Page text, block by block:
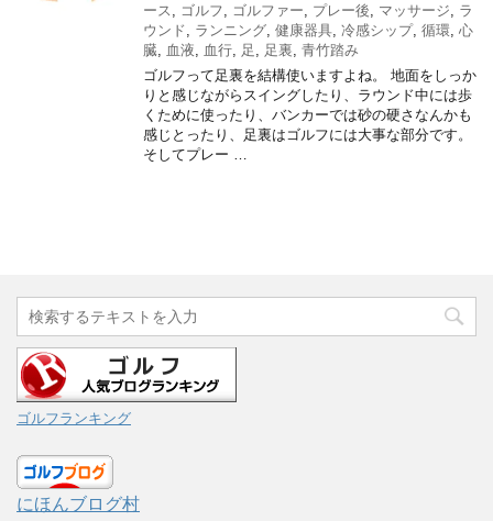
ース
ゴルフ ゴルファー プレー後 マッサージ
ラ
ウンド
ランニング 健康器具 冷感シップ, 循環 心
臓
血液 血行 足 足裏 青竹踏み
ゴルフって足裏を結構使いますよね。 地面をしっか
りと感じながらスイングしたり、ラウンド中には歩
くために使ったり、バンカーでは砂の硬さなんかも
感じとったり、足裏はゴルフには大事な部分です。
そしてプレー …
ゴルフランキング
にほんブログ村